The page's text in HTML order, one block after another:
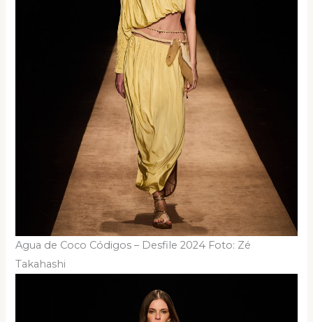
Agua de Coco Códigos – Desfile 2024 Foto: Zé
Takahashi